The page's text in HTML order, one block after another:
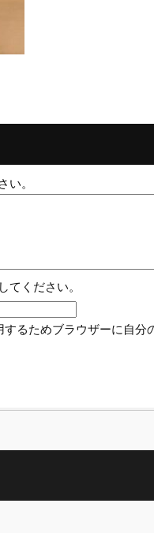
い。
てください。
するためブラウザーに自